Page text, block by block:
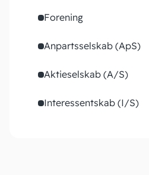
Forening
Anpartsselskab (ApS)
Aktieselskab (A/S)
Interessentskab (I/S)